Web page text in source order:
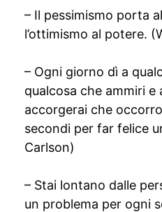
– Il pessimismo porta
l’ottimismo al potere.
– Ogni giorno dì a
qualcosa che ammiri e
accorgerai che
secondi per far felice
Carlson)
– Stai lontano dalle
un problema per ogni